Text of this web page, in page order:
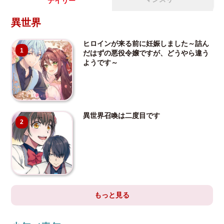
異世界
1
ヒロインが来る前に妊娠しました～詰ん
だはずの悪役令嬢ですが、どうやら違う
ようです～
2
異世界召喚は二度目です
もっと見る